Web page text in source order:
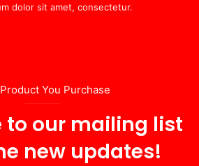
dolor sit amet, consectetur.
You Purchase
to our mailing list
new updates!